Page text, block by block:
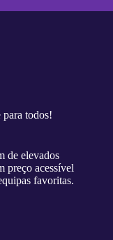
todos!
de elevados
preço acessível
favoritas.